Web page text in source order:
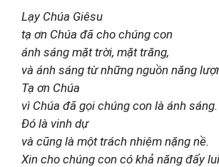
Lạy Chúa Giêsu
tạ ơn Chúa đã cho chúng con
ánh sáng mặt trời, mặt trăng,
và ánh sáng từ những nguồn năng
Tạ ơn Chúa
vì Chúa đã gọi chúng con là ánh sáng.
Đó là vinh dự
và cũng là một trách nhiệm nặng nề.
Xin cho chúng con có khả năng đẩy